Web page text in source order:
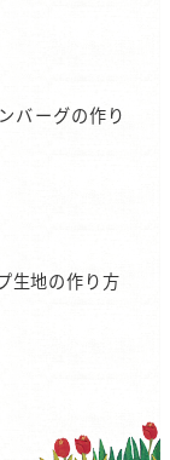
バーグの作り
生地の作り方